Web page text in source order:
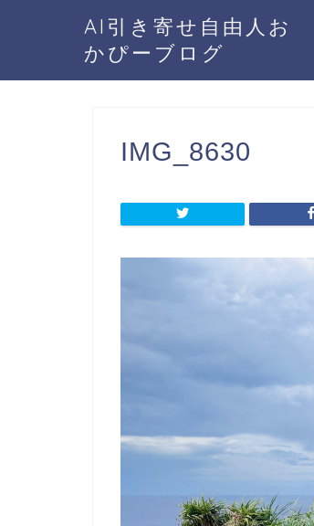
AI引き寄せ自由人お
かぴーブログ
IMG_8630